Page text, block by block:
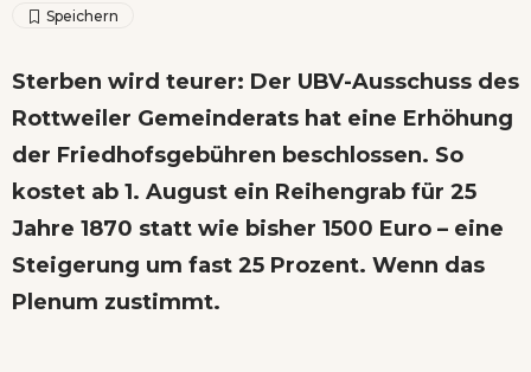
Sterben wird teurer: Der UBV-Ausschuss des
Rottweiler Gemeinderats hat eine Erhöhung
der Friedhofsgebühren beschlossen. So
kostet ab 1. August ein Reihengrab für 25
Jahre 1870 statt wie bisher 1500 Euro – eine
Steigerung um fast 25 Prozent. Wenn das
Plenum zustimmt.